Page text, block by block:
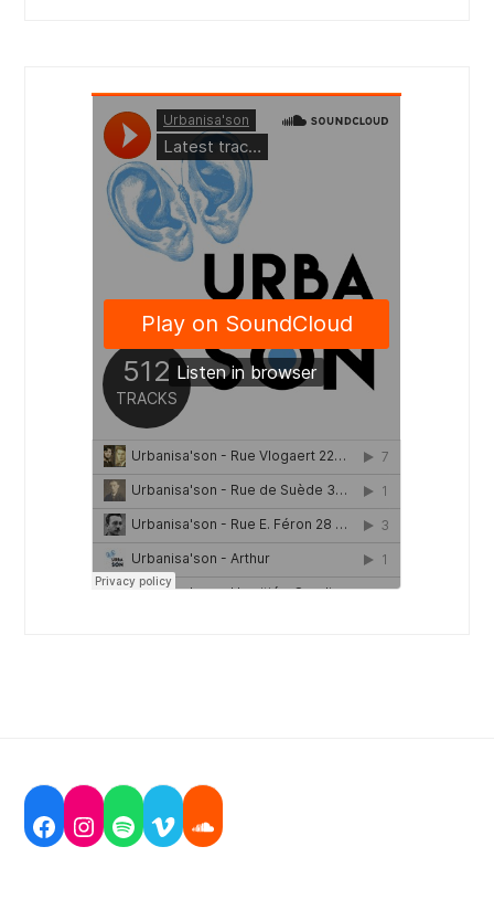
Facebook
Instagram
Spotify
VimeoSoundcloud